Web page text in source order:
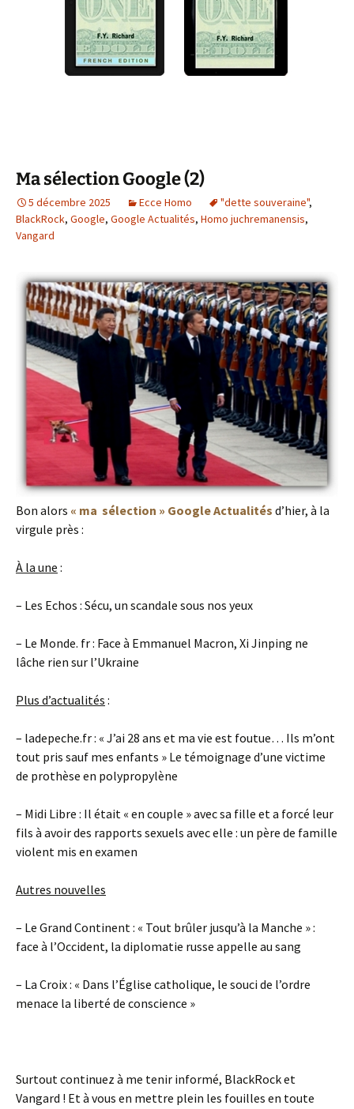
Ma sélection Google (2)
5 décembre 2025 Ecce Homo "dette souveraine",
BlackRock, Google, Google Actualités, Homo juchremanensis,
Vangard
Bon alors « ma sélection » Google Actualités d’hier, à la
virgule près :
À la une :
– Les Echos : Sécu, un scandale sous nos yeux
– Le Monde. fr : Face à Emmanuel Macron, Xi Jinping ne
lâche rien sur l’Ukraine
Plus d’actualités :
– ladepeche.fr : « J’ai 28 ans et ma vie est foutue… Ils m’ont
tout pris sauf mes enfants » Le témoignage d’une victime
de prothèse en polypropylène
– Midi Libre : Il était « en couple » avec sa fille et a forcé leur
fils à avoir des rapports sexuels avec elle : un père de famille
violent mis en examen
Autres nouvelles
– Le Grand Continent : « Tout brûler jusqu’à la Manche » :
face à l’Occident, la diplomatie russe appelle au sang
– La Croix : « Dans l’Église catholique, le souci de l’ordre
menace la liberté de conscience »
Surtout continuez à me tenir informé, BlackRock et
Vangard ! Et à vous en mettre plein les fouilles en toute